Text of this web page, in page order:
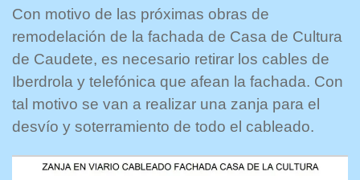
Con motivo de las próximas obras de
remodelación de la fachada de Casa de Cultura
de Caudete, es necesario retirar los cables de
Iberdrola y telefónica que afean la fachada. Con
tal motivo se van a realizar una zanja para el
desvío y soterramiento de todo el cableado.